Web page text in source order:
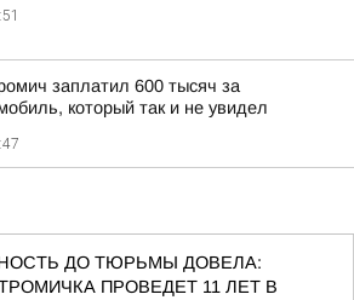
заплатил 600 тысяч за
который так и не увидел
ДО ТЮРЬМЫ ДОВЕЛА:
ПРОВЕДЕТ 11 ЛЕТ В